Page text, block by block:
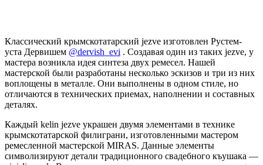
Классический крымскотатарский jezve изготовлен Рустем-
уста Дервишем @dervish_evi . Создавая один из таких jezve, у
мастера возникла идея синтеза двух ремесел. Нашей
мастерской были разработаны несколько эскизов и три из них
воплощены в металле. Они выполнены в одном стиле, но
отличаются в технических приемах, наполнении и составных
деталях.
Каждый kelin jezve украшен двумя элементами в технике
крымскотатарской филиграни, изготовленными мастером
ремесленной мастерской MIRAS. Данные элементы
символизируют детали традиционного свадебного къушака —